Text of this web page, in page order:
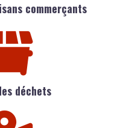
commerçants
déchets